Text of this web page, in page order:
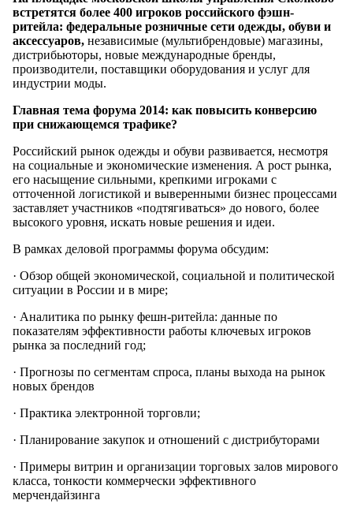
встретятся более 400 игроков российского фэшн-
ритейла: федеральные розничные сети одежды, обуви и
аксессуаров, независимые (мультибрендовые) магазины,
дистрибьюторы, новые международные бренды,
производители, поставщики оборудования и услуг для
индустрии моды.
Главная тема форума 2014: как повысить конверсию
при снижающемся трафике?
Российский рынок одежды и обуви развивается, несмотря
на социальные и экономические изменения. А рост рынка,
его насыщение сильными, крепкими игроками с
отточенной логистикой и выверенными бизнес процессами
заставляет участников «подтягиваться» до нового, более
высокого уровня, искать новые решения и идеи.
В рамках деловой программы форума обсудим:
· Обзор общей экономической, социальной и политической
ситуации в России и в мире;
· Аналитика по рынку фешн-ритейла: данные по
показателям эффективности работы ключевых игроков
рынка за последний год;
· Прогнозы по сегментам спроса, планы выхода на рынок
новых брендов
· Практика электронной торговли;
· Планирование закупок и отношений с дистрибуторами
· Примеры витрин и организации торговых залов мирового
класса, тонкости коммерчески эффективного
мерчендайзинга